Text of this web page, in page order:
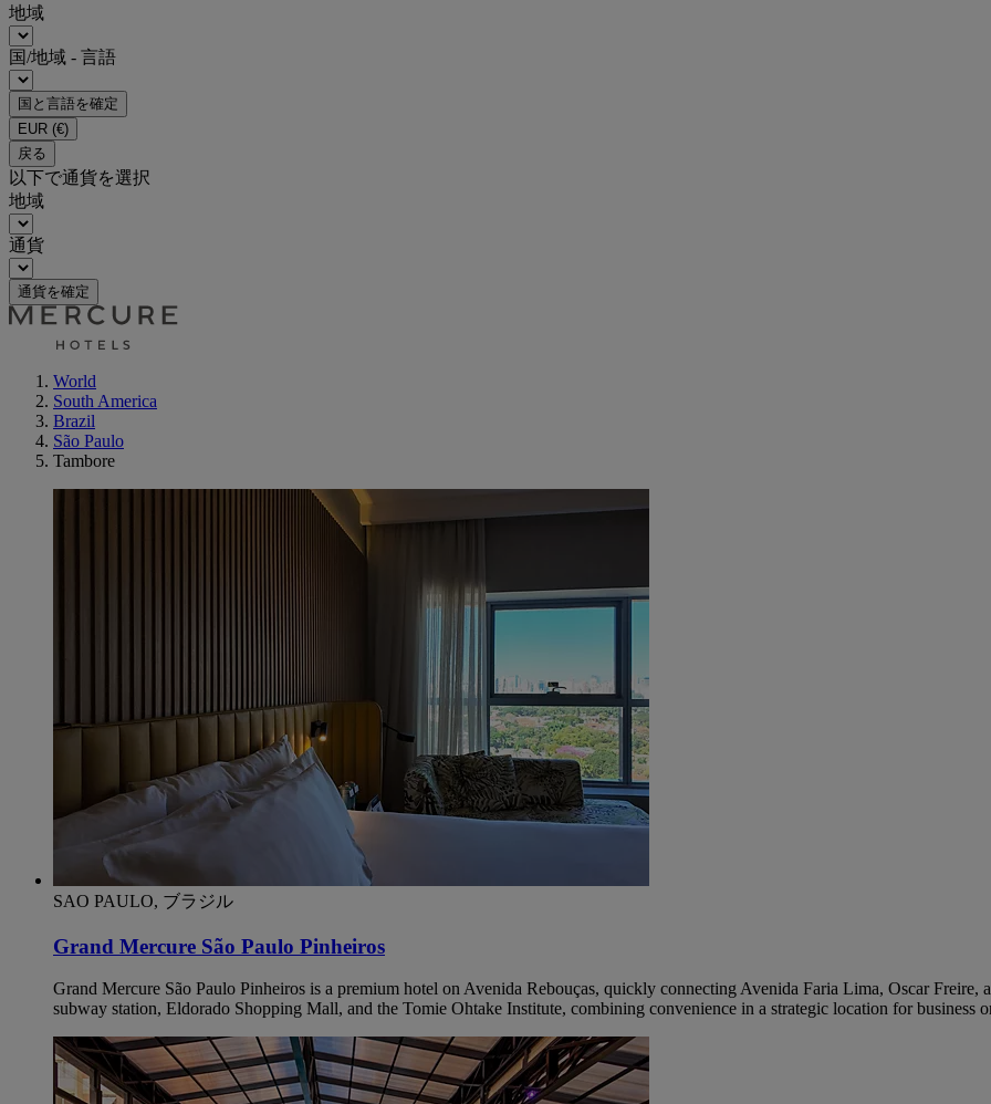
地域
国/地域 - 言語
国と言語を確定
EUR (€)
戻る
以下で通貨を選択
地域
通貨
通貨を確定
World
South America
Brazil
São Paulo
Tambore
SAO PAULO, ブラジル
Grand Mercure São Paulo Pinheiros
Grand Mercure São Paulo Pinheiros is a premium hotel on Avenida Rebouças, quickly connecting Avenida Faria Lima, Oscar
subway station, Eldorado Shopping Mall, and the Tomie Ohtake Institute, combining convenience in a strategic location for business